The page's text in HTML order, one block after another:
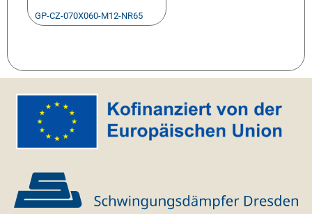
GP-CZ-070X060-M12-NR65